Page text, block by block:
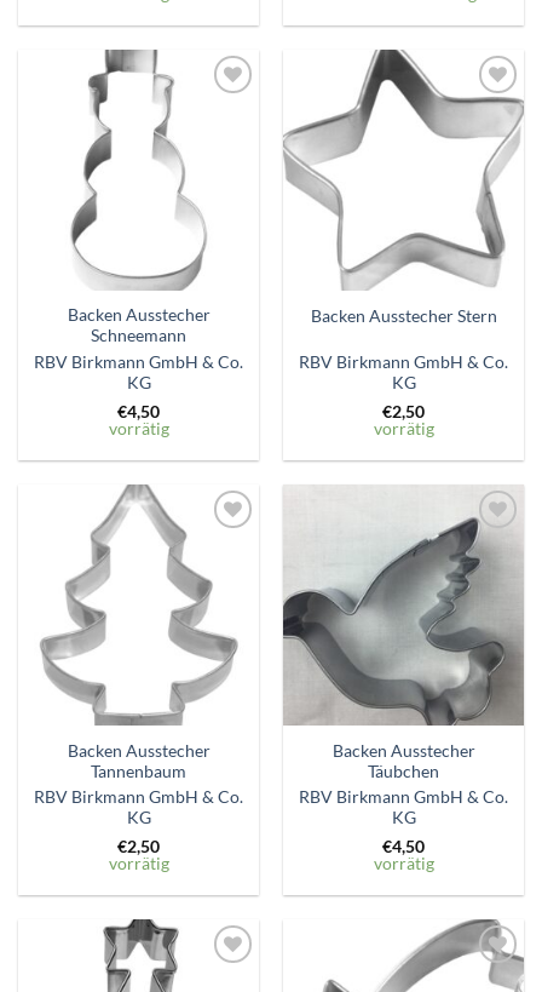
Wunschzettel
hinzufügen
Backen Ausstecher
Schneemann
RBV Birkmann GmbH & Co.
KG
€4,50
vorrätig
Wunschzettel
hinzufügen
Backen Ausstecher Stern
RBV Birkmann GmbH & Co.
KG
€2,50
vorrätig
Wunschzettel
hinzufügen
Backen Ausstecher
Tannenbaum
RBV Birkmann GmbH & Co.
KG
€2,50
vorrätig
Zum
Wunschzettel
hinzufügen
Backen Ausstecher
Täubchen
RBV Birkmann GmbH & Co.
KG
€4,50
vorrätig